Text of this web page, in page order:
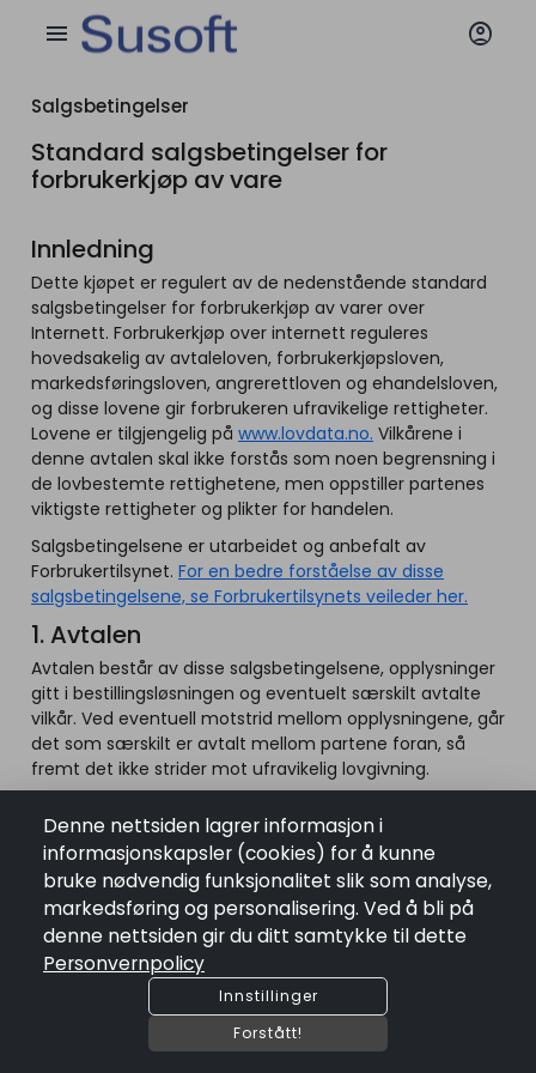
menu account_circle
Salgsbetingelser
Standard salgsbetingelser for
forbrukerkjøp av vare
Innledning
Dette kjøpet er regulert av de nedenstående standard
salgsbetingelser for forbrukerkjøp av varer over
Internett. Forbrukerkjøp over internett reguleres
hovedsakelig av avtaleloven, forbrukerkjøpsloven,
markedsføringsloven, angrerettloven og ehandelsloven,
og disse lovene gir forbrukeren ufravikelige rettigheter.
Lovene er tilgjengelig på www.lovdata.no. Vilkårene i
denne avtalen skal ikke forstås som noen begrensning i
de lovbestemte rettighetene, men oppstiller partenes
viktigste rettigheter og plikter for handelen.
Salgsbetingelsene er utarbeidet og anbefalt av
Forbrukertilsynet. For en bedre forståelse av disse
salgsbetingelsene, se Forbrukertilsynets veileder her.
1. Avtalen
Avtalen består av disse salgsbetingelsene, opplysninger
gitt i bestillingsløsningen og eventuelt særskilt avtalte
vilkår. Ved eventuell motstrid mellom opplysningene, går
det som særskilt er avtalt mellom partene foran, så
fremt det ikke strider mot ufravikelig lovgivning.
lovbestemmelser som regulerer kjøp av varer mellom
næringsdrivende og forbrukere.
2. Partene
Selger er [Navn], [Kontaktadresse], [e-post], [tele-
fonnummer], [organisasjonsnummer], og betegnes i
det følgende som selger/selgeren.
Kjøper er den forbrukeren som foretar bestillingen, og
betegnes i det følgende som kjøper/kjøperen.
Denne nettsiden lagrer informasjon i
informasjonskapsler (cookies) for å kunne
bruke nødvendig funksjonalitet slik som analyse,
markedsføring og personalisering. Ved å bli på
denne nettsiden gir du ditt samtykke til dette
Personvernpolicy
Innstillinger
Forstått!